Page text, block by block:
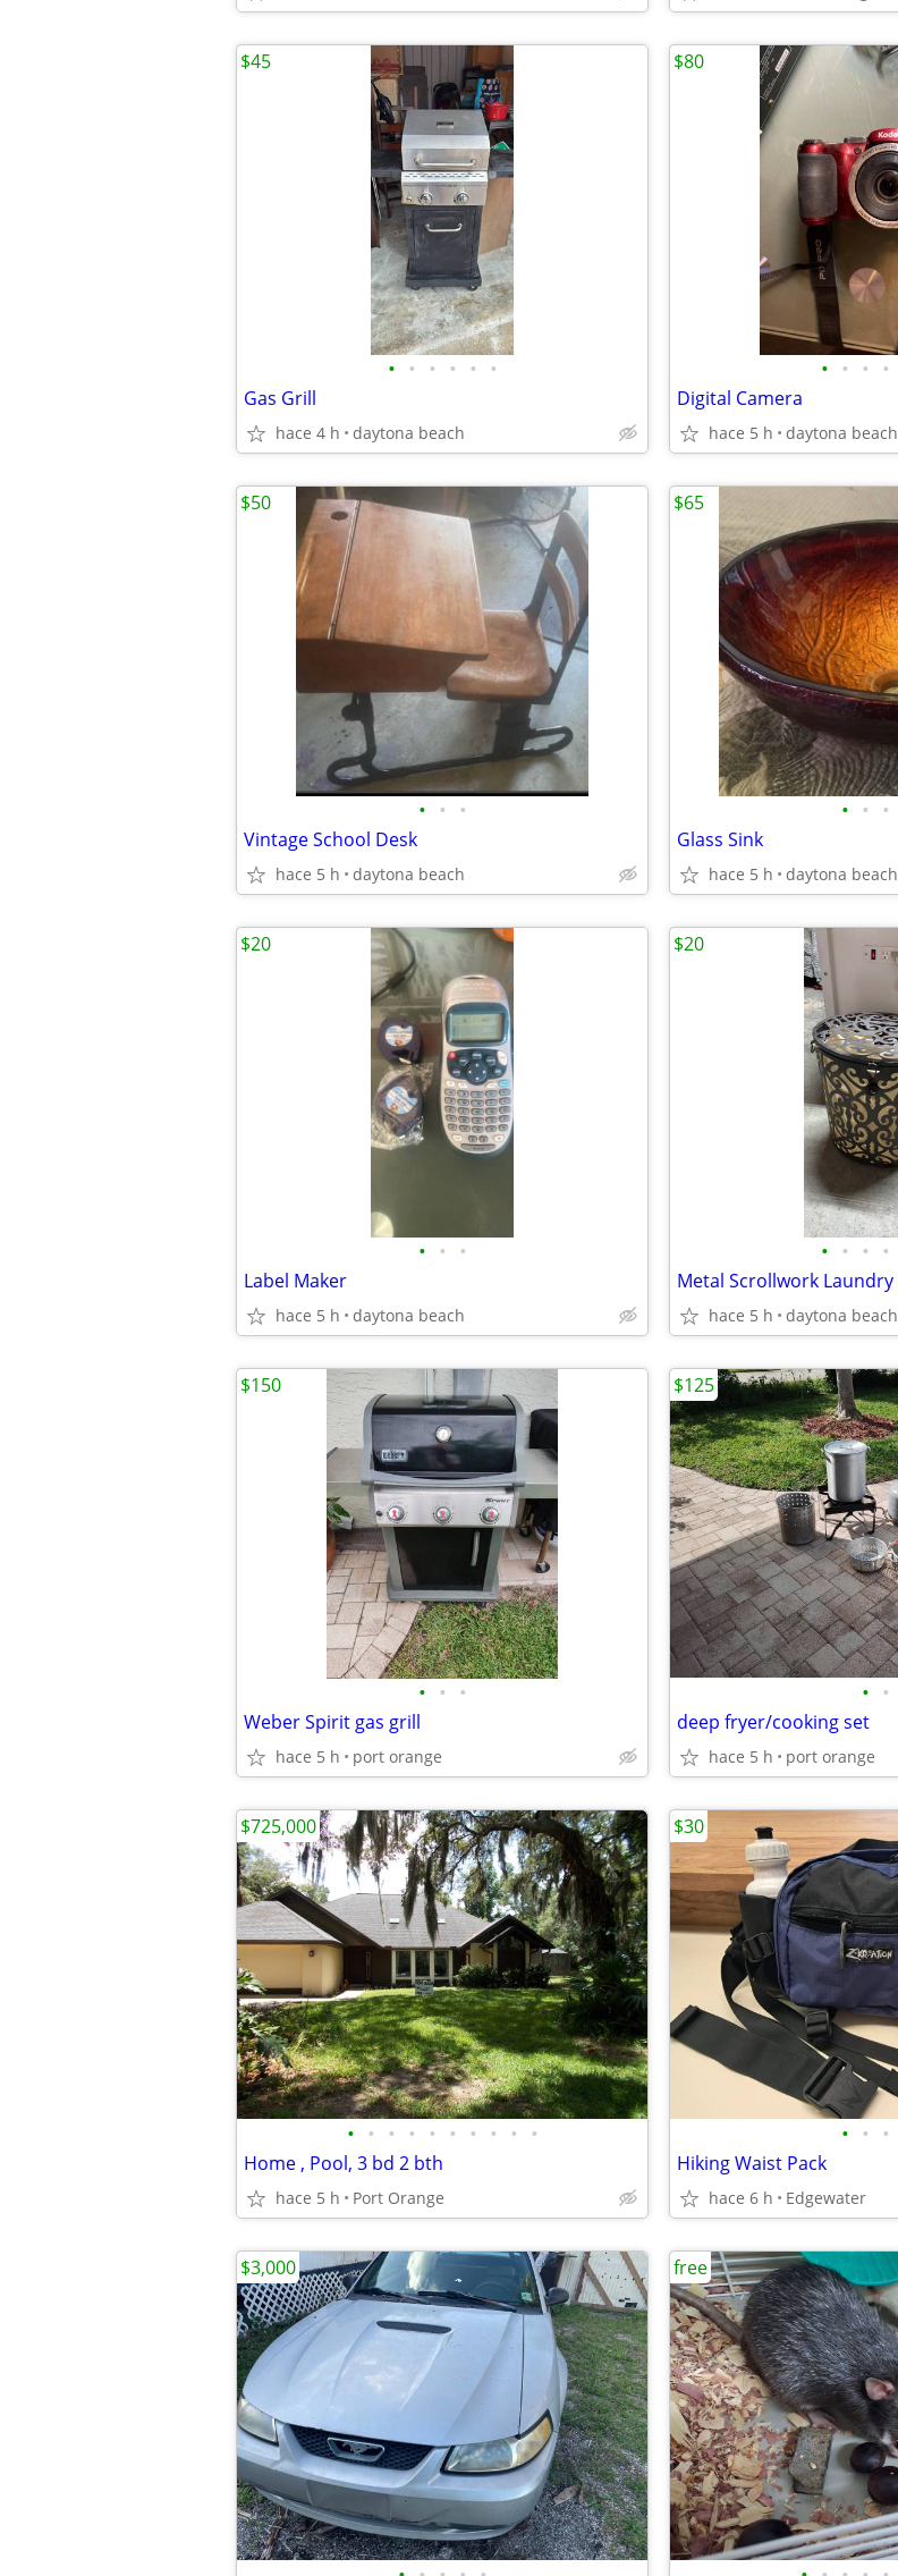
• • • • • •
Gas Grill
hace 4 h daytona beach
$45
• • • •
Digital Camera
hace 5 h daytona beach
$80
• • •
Vintage School Desk
hace 5 h daytona beach
$50
• • •
Glass Sink
hace 5 h daytona beach
$65
• • •
Label Maker
hace 5 h daytona beach
$20
• • • •
hace 5 h daytona beach
$20
• • •
Weber Spirit gas grill
hace 5 h port orange
$150
• •
deep fryer/cooking set
hace 5 h port orange
$125
• • • • • • • • • •
Home , Pool, 3 bd 2 bth
hace 5 h Port Orange
$725,000
• • •
Hiking Waist Pack
hace 6 h Edgewater
$30
$3,000 free